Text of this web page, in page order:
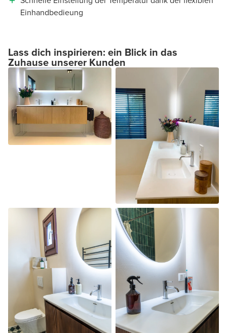
Einhandbedieung
Lass dich inspirieren: ein Blick in das
Zuhause unserer Kunden